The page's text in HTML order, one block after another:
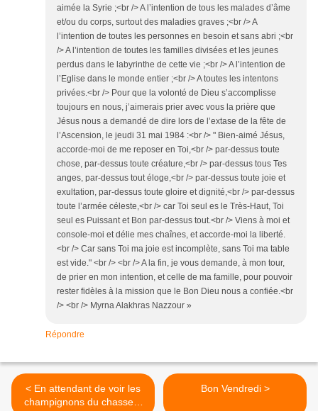
aimée la Syrie ;<br /> A l’intention de tous les malades d’âme
et/ou du corps, surtout des maladies graves ;<br /> A
l’intention de toutes les personnes en besoin et sans abri ;<br
/> A l’intention de toutes les familles divisées et les jeunes
perdus dans le labyrinthe de cette vie ;<br /> A l’intention de
l’Eglise dans le monde entier ;<br /> A toutes les intentons
privées.<br /> Pour que la volonté de Dieu s’accomplisse
toujours en nous, j’aimerais prier avec vous la prière que
Jésus nous a demandé de dire lors de l’extase de la fête de
l’Ascension, le jeudi 31 mai 1984 :<br /> " Bien-aimé Jésus,
accorde-moi de me reposer en Toi,<br /> par-dessus toute
chose, par-dessus toute créature,<br /> par-dessus tous Tes
anges, par-dessus tout éloge,<br /> par-dessus toute joie et
exultation, par-dessus toute gloire et dignité,<br /> par-dessus
toute l’armée céleste,<br /> car Toi seul es le Très-Haut, Toi
seul es Puissant et Bon par-dessus tout.<br /> Viens à moi et
console-moi et délie mes chaînes, et accorde-moi la liberté.
<br /> Car sans Toi ma joie est incomplète, sans Toi ma table
est vide." <br /> <br /> A la fin, je vous demande, à mon tour,
de prier en mon intention, et celle de ma famille, pour pouvoir
rester fidèles à la mission que le Bon Dieu nous a confiée.<br
/> <br /> Myrna Alakhras Nazzour »
Répondre
< En attendant de voir les
champignons du chasseur
Bon Vendredi >